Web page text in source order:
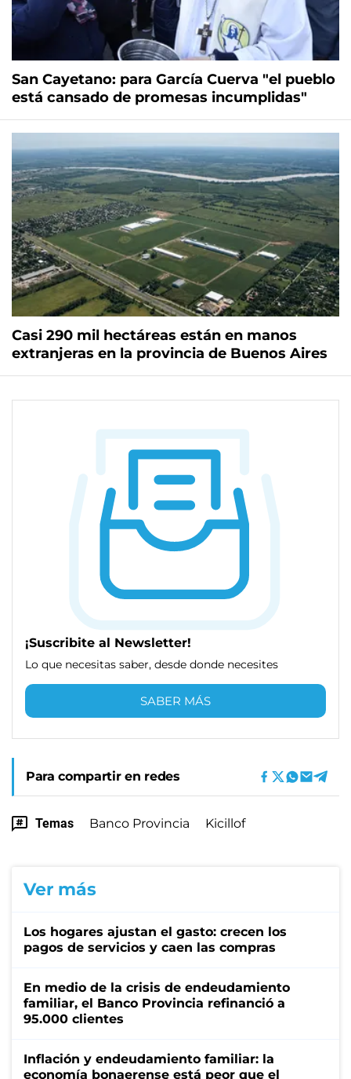
San Cayetano: para García Cuerva "el pueblo
está cansado de promesas incumplidas"
Casi 290 mil hectáreas están en manos
extranjeras en la provincia de Buenos Aires
¡Suscribite al Newsletter!
Lo que necesitas saber, desde donde necesites
SABER MÁS
Para compartir en redes
Temas Banco Provincia Kicillof
Ver más
Los hogares ajustan el gasto: crecen los
pagos de servicios y caen las compras
En medio de la crisis de endeudamiento
familiar, el Banco Provincia refinanció a
95.000 clientes
Inflación y endeudamiento familiar: la
economía bonaerense está peor que el